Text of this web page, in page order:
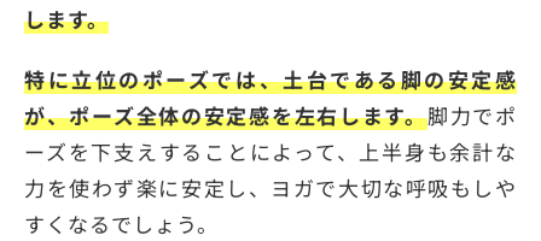
します。
特に立位のポーズでは、土台である脚の安定感
が、ポーズ全体の安定感を左右します。脚力でポ
ーズを下支えすることによって、上半身も余計な
力を使わず楽に安定し、ヨガで大切な呼吸もしや
すくなるでしょう。